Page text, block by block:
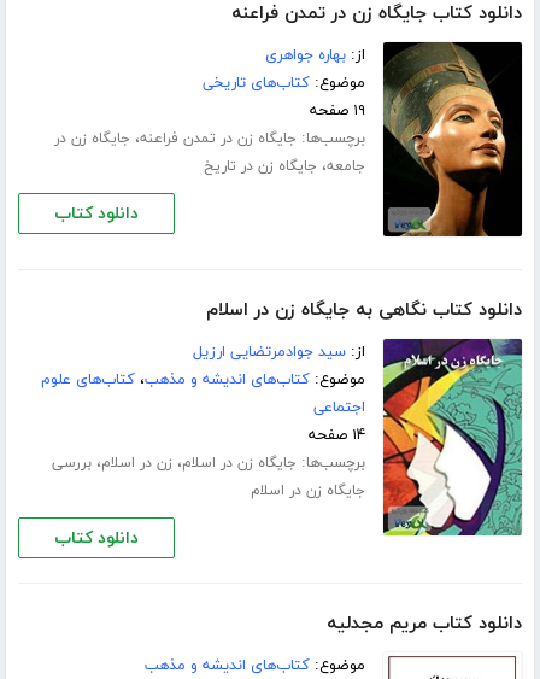
دانلود کتاب جایگاه زن در تمدن فراعنه
از:بهاره جواهری
موضوع:کتاب‌های تاریخی
۱۹ صفحه
برچسب‌ها: جایگاه زن در تمدن فراعنه، جایگاه زن در
جامعه، جایگاه زن در تاریخ
دانلود کتاب
دانلود کتاب نگاهی به جایگاه زن در اسلام
از:سید جوادمرتضایی ارزیل
موضوع:کتاب‌های اندیشه و مذهب،کتاب‌های علوم
اجتماعی
۱۴ صفحه
برچسب‌ها: جایگاه زن در اسلام، زن در اسلام،بررسی
جایگاه زن در اسلام
دانلود کتاب
دانلود کتاب مریم مجدلیه
موضوع:کتاب‌های اندیشه و مذهب